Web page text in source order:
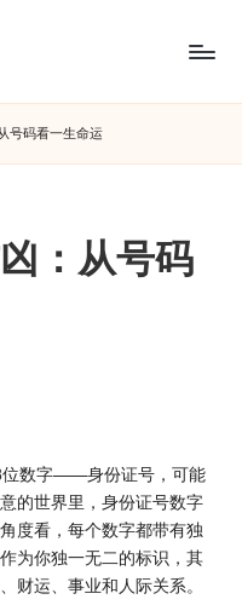
号码看一生命运
：从号码
位数字——身份证号，可能
的世界里，身份证号数字
度看，每个数字都带有独
为你独一无二的标识，其
财运、事业和人际关系。